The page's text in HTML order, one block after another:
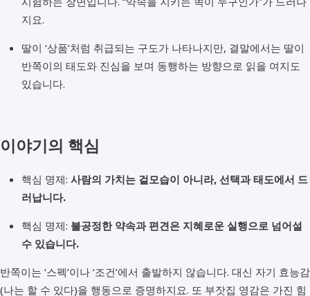
지요.
딸이 ‘상품’처럼 취급되는 구도가 나타나지만, 결말에서는 딸이
반쪽이의 태도와 진심을 보며 동행하는 방향으로 읽을 여지도
있습니다.
이야기의 핵심
핵심 명제: 사람의 가치는 겉모습이 아니라, 선택과 태도에서 드
러납니다.
핵심 명제: 불공정한 약속과 편견은 지혜로운 실행으로 넘어설
수 있습니다.
반쪽이는 ‘스펙’이나 ‘조건’에서 출발하지 않습니다. 대신 자기 효능감
(나는 할 수 있다)을 행동으로 증명하지요. 또 부잣집 영감은 가진 힘